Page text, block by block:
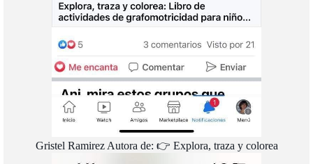
Gristel Ramirez Autora de: 👉 Explora, traza y colorea